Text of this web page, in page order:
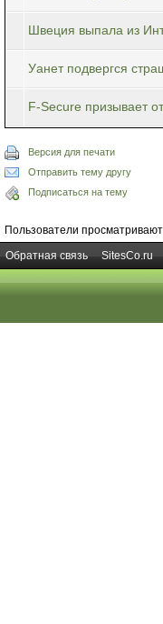
Швеция выпала из
Уанет подвергся
F-Secure призывает
Версия для печати
Отправить тему другу
Подписаться на тему
Пользователи
Обратная связь
SitesCo.ru